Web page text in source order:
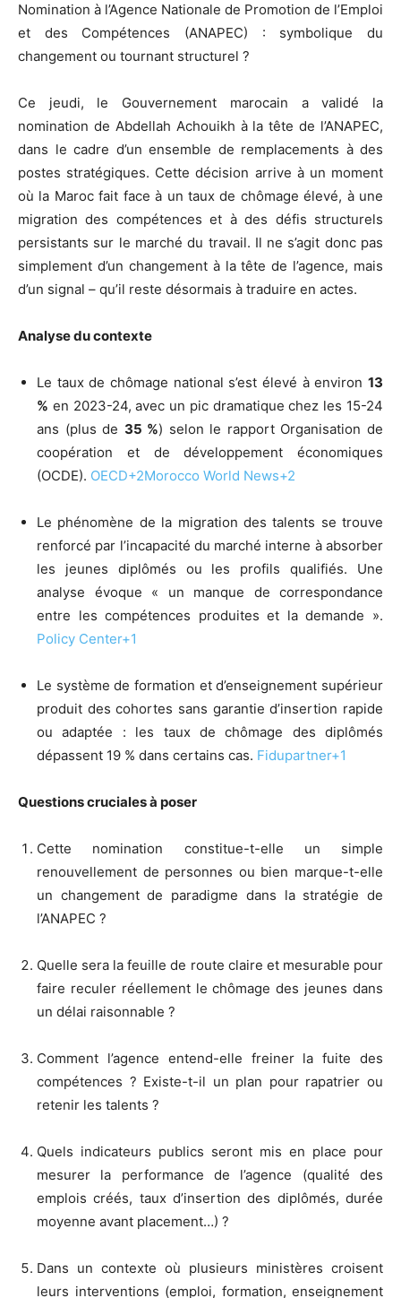
Nomination à l’Agence Nationale de Promotion de l’Emploi
et des Compétences (ANAPEC) : symbolique du
changement ou tournant structurel ?
Ce jeudi, le Gouvernement marocain a validé la
nomination de Abdellah Achouikh à la tête de l’ANAPEC,
dans le cadre d’un ensemble de remplacements à des
postes stratégiques. Cette décision arrive à un moment
où la Maroc fait face à un taux de chômage élevé, à une
migration des compétences et à des défis structurels
persistants sur le marché du travail. Il ne s’agit donc pas
simplement d’un changement à la tête de l’agence, mais
d’un signal – qu’il reste désormais à traduire en actes.
Analyse du contexte
Le taux de chômage national s’est élevé à environ 13
% en 2023-24, avec un pic dramatique chez les 15-24
ans (plus de 35 %) selon le rapport Organisation de
coopération et de développement économiques
(OCDE). OECD+2Morocco World News+2
Le phénomène de la migration des talents se trouve
renforcé par l’incapacité du marché interne à absorber
les jeunes diplômés ou les profils qualifiés. Une
analyse évoque « un manque de correspondance
entre les compétences produites et la demande ».
Policy Center+1
Le système de formation et d’enseignement supérieur
produit des cohortes sans garantie d’insertion rapide
ou adaptée : les taux de chômage des diplômés
dépassent 19 % dans certains cas. Fidupartner+1
Questions cruciales à poser
Cette nomination constitue-t-elle un simple
renouvellement de personnes ou bien marque-t-elle
un changement de paradigme dans la stratégie de
l’ANAPEC ?
Quelle sera la feuille de route claire et mesurable pour
faire reculer réellement le chômage des jeunes dans
un délai raisonnable ?
Comment l’agence entend-elle freiner la fuite des
compétences ? Existe-t-il un plan pour rapatrier ou
retenir les talents ?
Quels indicateurs publics seront mis en place pour
mesurer la performance de l’agence (qualité des
emplois créés, taux d’insertion des diplômés, durée
moyenne avant placement…) ?
Dans un contexte où plusieurs ministères croisent
leurs interventions (emploi, formation, enseignement